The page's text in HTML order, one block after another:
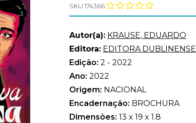
SKU 174366
Autor(a): KRAUSE, EDUARDO
Editora: EDITORA DUBLINENSE
Edição: 2 - 2022
Ano: 2022
Origem: NACIONAL
Encadernação: BROCHURA
Dimensões: 13 x 19 x 1.8